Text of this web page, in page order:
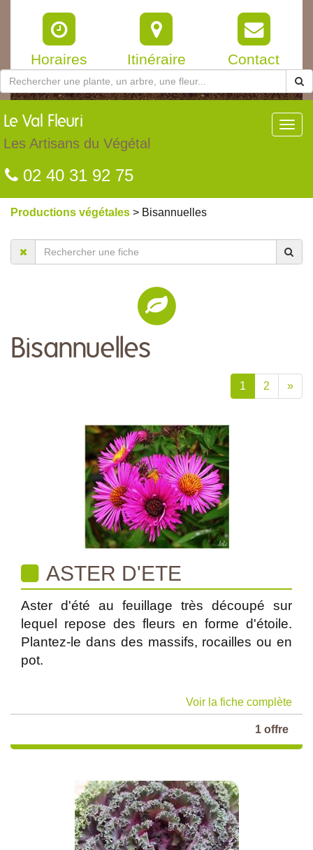
Horaires Itinéraire Contact
Le Val Fleuri
Les Artisans du Végétal
02 40 31 92 75
Productions végétales > Bisannuelles
Bisannuelles
1 2 »
ASTER D'ETE
Aster d'été au feuillage très découpé sur
lequel repose des fleurs en forme d'étoile.
Plantez-le dans des massifs, rocailles ou en
pot.
Voir la fiche complète
1 offre